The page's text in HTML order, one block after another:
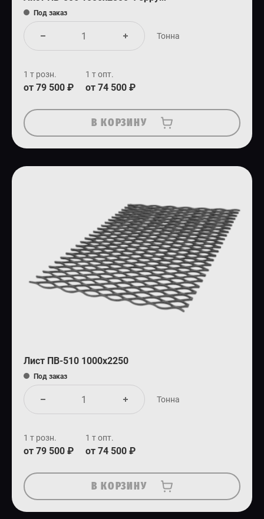
Под заказ
Тонна
1 т розн.
от 79 500 ₽
1 т опт.
от 74 500 ₽
В КОРЗИНУ
Лист ПВ-510 1000х2250
Под заказ
Тонна
1 т розн.
от 79 500 ₽
1 т опт.
от 74 500 ₽
В КОРЗИНУ